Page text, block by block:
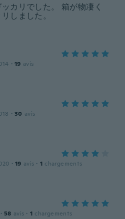
カリでした。 箱が物凄く
しました。
· 19 avis
· 30 avis
· 19 avis · 1 chargements
· 58 avis · 1 chargements